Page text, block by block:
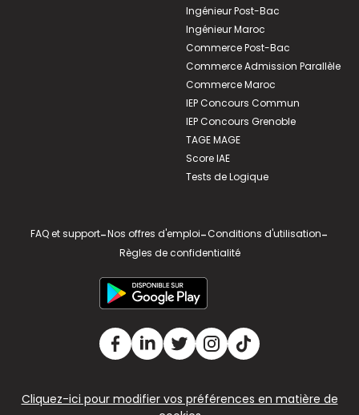
Ingénieur Post-Bac
Ingénieur Maroc
Commerce Post-Bac
Commerce Admission Parallèle
Commerce Maroc
IEP Concours Commun
IEP Concours Grenoble
TAGE MAGE
Score IAE
Tests de Logique
FAQ et support-Nos offres d'emploi-Conditions d'utilisation-
Règles de confidentialité
Cliquez-ici pour modifier vos préférences en matière de